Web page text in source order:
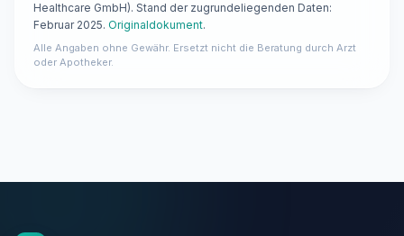
Healthcare GmbH). Stand der zugrundeliegenden Daten:
Februar 2025. Originaldokument.
Alle Angaben ohne Gewähr. Ersetzt nicht die Beratung durch Arzt
oder Apotheker.